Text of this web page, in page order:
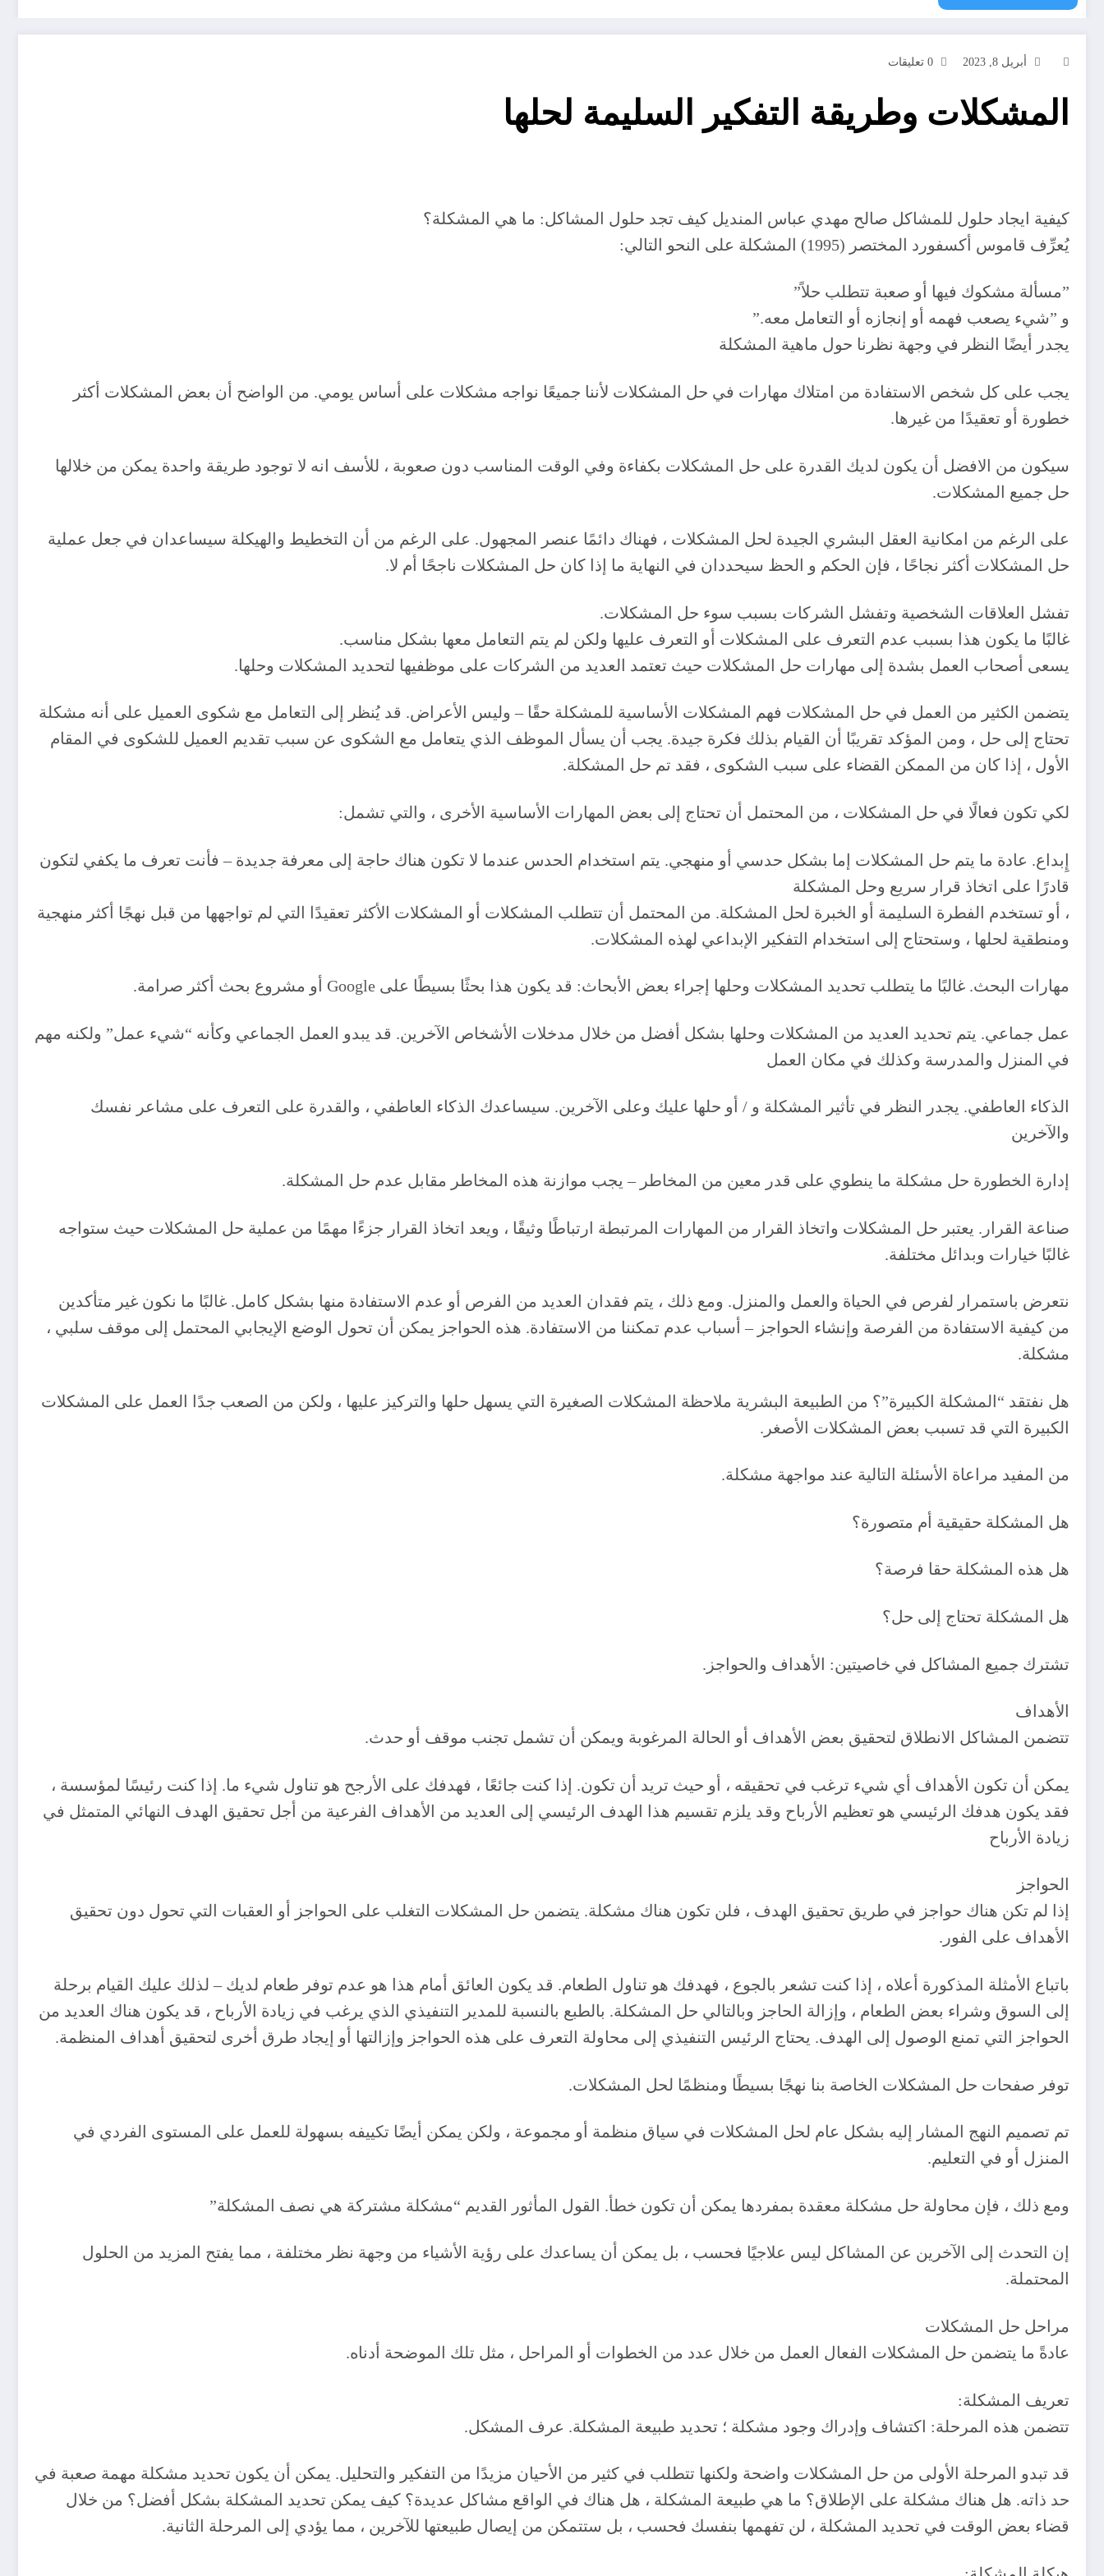
أبريل 8, 2023 0 تعليقات
المشكلات وطريقة التفكير السليمة لحلها
كيفية ايجاد حلول للمشاكل صالح مهدي عباس المنديل كيف تجد حلول المشاكل: ‎ما هي المشكلة؟
‎يجب على كل شخص الاستفادة من امتلاك مهارات في حل المشكلات لأننا جميعًا نواجه مشكلات على أساس يومي. من الواضح أن بعض المشكلات أكثر
خطورة أو تعقيدًا من غيرها.
‎سيكون من الافضل أن يكون لديك القدرة على حل المشكلات بكفاءة وفي الوقت المناسب دون صعوبة ، للأسف انه لا توجود طريقة واحدة يمكن من خلالها
حل جميع المشكلات.
‎على الرغم من امكانية العقل البشري الجيدة لحل المشكلات ، فهناك دائمًا عنصر المجهول. على الرغم من أن التخطيط والهيكلة سيساعدان في جعل عملية
حل المشكلات أكثر نجاحًا ، فإن الحكم و الحظ سيحددان في النهاية ما إذا كان حل المشكلات ناجحًا أم لا.
‎يتضمن الكثير من العمل في حل المشكلات فهم المشكلات الأساسية للمشكلة حقًا – وليس الأعراض. قد يُنظر إلى التعامل مع شكوى العميل على أنه مشكلة
تحتاج إلى حل ، ومن المؤكد تقريبًا أن القيام بذلك فكرة جيدة. يجب أن يسأل الموظف الذي يتعامل مع الشكوى عن سبب تقديم العميل للشكوى في المقام
الأول ، إذا كان من الممكن القضاء على سبب الشكوى ، فقد تم حل المشكلة.
‎إِبداع. عادة ما يتم حل المشكلات إما بشكل حدسي أو منهجي. يتم استخدام الحدس عندما لا تكون هناك حاجة إلى معرفة جديدة – فأنت تعرف ما يكفي لتكون
قادرًا على اتخاذ قرار سريع وحل المشكلة
‎، أو تستخدم الفطرة السليمة أو الخبرة لحل المشكلة. من المحتمل أن تتطلب المشكلات أو المشكلات الأكثر تعقيدًا التي لم تواجهها من قبل نهجًا أكثر منهجية
ومنطقية لحلها ، وستحتاج إلى استخدام التفكير الإبداعي لهذه المشكلات.
‎عمل جماعي. يتم تحديد العديد من المشكلات وحلها بشكل أفضل من خلال مدخلات الأشخاص الآخرين. قد يبدو العمل الجماعي وكأنه “شيء عمل” ولكنه مهم
في المنزل والمدرسة وكذلك في مكان العمل
‎الذكاء العاطفي. يجدر النظر في تأثير المشكلة و / أو حلها عليك وعلى الآخرين. سيساعدك الذكاء العاطفي ، والقدرة على التعرف على مشاعر نفسك
والآخرين
‎صناعة القرار. يعتبر حل المشكلات واتخاذ القرار من المهارات المرتبطة ارتباطًا وثيقًا ، ويعد اتخاذ القرار جزءًا مهمًا من عملية حل المشكلات حيث ستواجه
غالبًا خيارات وبدائل مختلفة.
‎نتعرض باستمرار لفرص في الحياة والعمل والمنزل. ومع ذلك ، يتم فقدان العديد من الفرص أو عدم الاستفادة منها بشكل كامل. غالبًا ما نكون غير متأكدين
من كيفية الاستفادة من الفرصة وإنشاء الحواجز – أسباب عدم تمكننا من الاستفادة. هذه الحواجز يمكن أن تحول الوضع الإيجابي المحتمل إلى موقف سلبي ،
مشكلة.
‎هل نفتقد “المشكلة الكبيرة”؟ من الطبيعة البشرية ملاحظة المشكلات الصغيرة التي يسهل حلها والتركيز عليها ، ولكن من الصعب جدًا العمل على المشكلات
الكبيرة التي قد تسبب بعض المشكلات الأصغر.
‎يمكن أن تكون الأهداف أي شيء ترغب في تحقيقه ، أو حيث تريد أن تكون. إذا كنت جائعًا ، فهدفك على الأرجح هو تناول شيء ما. إذا كنت رئيسًا لمؤسسة ،
فقد يكون هدفك الرئيسي هو تعظيم الأرباح وقد يلزم تقسيم هذا الهدف الرئيسي إلى العديد من الأهداف الفرعية من أجل تحقيق الهدف النهائي المتمثل في
زيادة الأرباح
‎إذا لم تكن هناك حواجز في طريق تحقيق الهدف ، فلن تكون هناك مشكلة. يتضمن حل المشكلات التغلب على الحواجز أو العقبات التي تحول دون تحقيق
الأهداف على الفور.
‎باتباع الأمثلة المذكورة أعلاه ، إذا كنت تشعر بالجوع ، فهدفك هو تناول الطعام. قد يكون العائق أمام هذا هو عدم توفر طعام لديك – لذلك عليك القيام برحلة
إلى السوق وشراء بعض الطعام ، وإزالة الحاجز وبالتالي حل المشكلة. بالطبع بالنسبة للمدير التنفيذي الذي يرغب في زيادة الأرباح ، قد يكون هناك العديد من
الحواجز التي تمنع الوصول إلى الهدف. يحتاج الرئيس التنفيذي إلى محاولة التعرف على هذه الحواجز وإزالتها أو إيجاد طرق أخرى لتحقيق أهداف المنظمة.
‎تم تصميم النهج المشار إليه بشكل عام لحل المشكلات في سياق منظمة أو مجموعة ، ولكن يمكن أيضًا تكييفه بسهولة للعمل على المستوى الفردي في
المنزل أو في التعليم.
‎إن التحدث إلى الآخرين عن المشاكل ليس علاجيًا فحسب ، بل يمكن أن يساعدك على رؤية الأشياء من وجهة نظر مختلفة ، مما يفتح المزيد من الحلول
المحتملة.
‎قد تبدو المرحلة الأولى من حل المشكلات واضحة ولكنها تتطلب في كثير من الأحيان مزيدًا من التفكير والتحليل. يمكن أن يكون تحديد مشكلة مهمة صعبة في
حد ذاته. هل هناك مشكلة على الإطلاق؟ ما هي طبيعة المشكلة ، هل هناك في الواقع مشاكل عديدة؟ كيف يمكن تحديد المشكلة بشكل أفضل؟ من خلال
قضاء بعض الوقت في تحديد المشكلة ، لن تفهمها بنفسك فحسب ، بل ستتمكن من إيصال طبيعتها للآخرين ، مما يؤدي إلى المرحلة الثانية.